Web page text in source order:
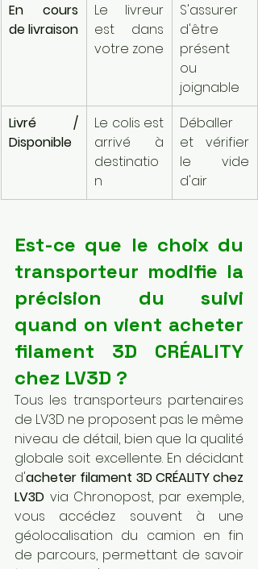
En cours
de livraison
Le livreur
est dans
votre zone
S'assurer
d'être
présent
ou
joignable
Livré /
Disponible
Le colis est
arrivé à
destinatio
n
Déballer
et vérifier
le vide
d'air
Est-ce que le choix du
transporteur modifie la
précision du suivi
quand on vient acheter
filament 3D CRÉALITY
chez LV3D ?
Tous les transporteurs partenaires
de LV3D ne proposent pas le même
niveau de détail, bien que la qualité
globale soit excellente. En décidant
d'acheter filament 3D CRÉALITY chez
LV3D via Chronopost, par exemple,
vous accédez souvent à une
géolocalisation du camion en fin
de parcours, permettant de savoir